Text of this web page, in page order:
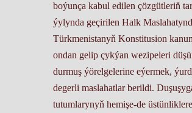
boýunça kabul edilen çözgütleriň
ýylynda geçirilen Halk
Türkmenistanyň Konstitusion
ondan gelip çykýan wezipeleri
durmuş ýörelgelerine eýermek,
degerli maslahatlar berildi.
tutumlarynyň hemişe-de